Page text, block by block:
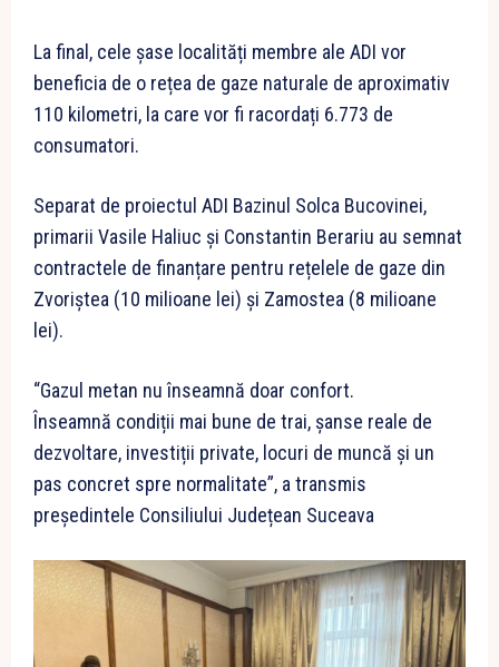
La final, cele șase localități membre ale ADI vor
beneficia de o rețea de gaze naturale de aproximativ
110 kilometri, la care vor fi racordați 6.773 de
consumatori.
Separat de proiectul ADI Bazinul Solca Bucovinei,
primarii Vasile Haliuc și Constantin Berariu au semnat
contractele de finanțare pentru rețelele de gaze din
Zvoriștea (10 milioane lei) și Zamostea (8 milioane
lei).
“Gazul metan nu înseamnă doar confort.
Înseamnă condiții mai bune de trai, șanse reale de
dezvoltare, investiții private, locuri de muncă și un
pas concret spre normalitate”, a transmis
președintele Consiliului Județean Suceava